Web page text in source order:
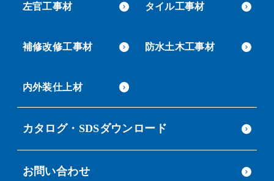
左官工事材 タイル工事材
補修改修工事材 防水土木工事材
内外装仕上材
カタログ・SDSダウンロード
お問い合わせ